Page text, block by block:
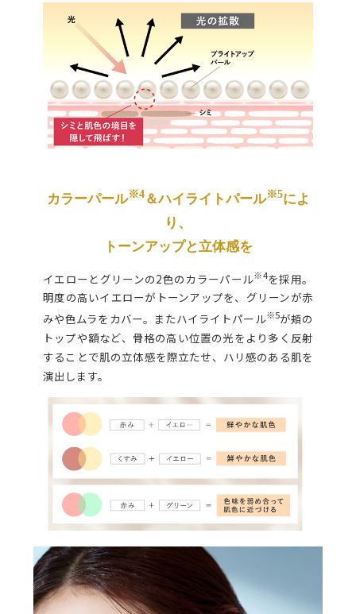
カラーパール※4＆ハイライトパール※5によ
り、
トーンアップと立体感を
イエローとグリーンの2色のカラーパール※4を採用。
明度の高いイエローがトーンアップを、グリーンが赤
みや色ムラをカバー。またハイライトパール※5が頬の
トップや額など、骨格の高い位置の光をより多く反射
することで肌の立体感を際立たせ、ハリ感のある肌を
演出します。